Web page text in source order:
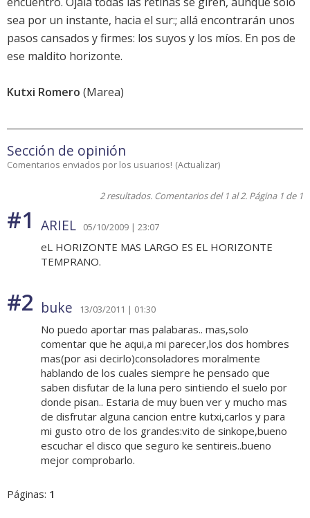
sea por un instante, hacia el sur:; allá encontrarán unos
pasos cansados y firmes: los suyos y los míos. En pos de
ese maldito horizonte.
Kutxi Romero (Marea)
Sección de opinión
Comentarios enviados por los usuarios! (Actualizar)
2 resultados. Comentarios del 1 al 2. Página 1 de 1
#1 ARIEL 05/10/2009 | 23:07
eL HORIZONTE MAS LARGO ES EL HORIZONTE
TEMPRANO.
#2 buke 13/03/2011 | 01:30
No puedo aportar mas palabaras.. mas,solo
comentar que he aqui,a mi parecer,los dos hombres
mas(por asi decirlo)consoladores moralmente
hablando de los cuales siempre he pensado que
saben disfutar de la luna pero sintiendo el suelo por
donde pisan.. Estaria de muy buen ver y mucho mas
de disfrutar alguna cancion entre kutxi,carlos y para
mi gusto otro de los grandes:vito de sinkope,bueno
escuchar el disco que seguro ke sentireis..bueno
mejor comprobarlo.
Páginas: 1